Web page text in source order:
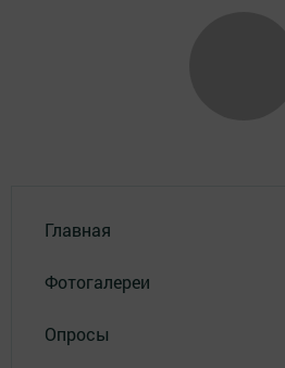
Главная
Фотогалереи
Опросы